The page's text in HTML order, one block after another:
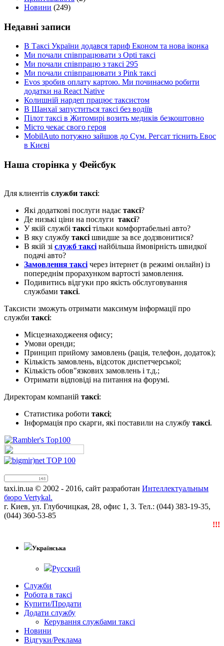
Новини (249)
Недавні записи
В Таксі України додався тариф Економ та нова іконка
Ми почали співпрацювати з Opti таксі
Ми почали співпрацю з таксі 295
Ми почали співпрацювати з Pink таксі
Evos зробив оплату картою. Ми починаємо робити
додатки на React Native
Колишній нардеп працює таксистом
В Шанхаї запуститься таксі без водіїв
Пілот таксі в Житомирі возить медиків безкоштовно
Місто чекає свого героя
MobilAuto потужно зайшов до Сум. Регсат тіснить Евос
в Києві
Наша сторінка у Фейсбук
Для клиентів служби таксі:
Які додаткові послуги надає таксі?
Де низькі ціни на послуги таксі?
У якій службі таксі тільки комфортабельні авто?
В яку службу таксі швидше за все додзвонитися?
В якій зі служб таксі найбільша ймовірність швидкої
подачі авто?
Замовлення таксі через інтернет (в режимі онлайн) із
попереднім прорахунком вартості замовлення.
Подивитись відгуки про якість обслуговування
службами таксі.
Таксисти зможуть отримати максимум інформації про
служби таксі:
Місцезнаходжееня офису;
Умови оренди;
Принцип прийому замовлень (рація, телефон, додаток);
Кількість замовлень, відсоток диспетчерської;
Кількість обов"язкових замовлень і т.д.;
Отримати відповіді на питання на форумі.
Директорам компаній таксі:
Статистика роботи таксі;
Інформація про скарги, які поставили на службу таксі.
taxi.in.ua © 2002 - 2016, сайт разработан Интеллектуальным
бюро Vertykal.
г. Киев, ул. Глубочицкая, 28, офис 1, 3. Тел.: (044) 383-19-35,
(044) 360-53-85
Українська
Русский
Служби
Робота в таксі
Купити/Продати
Додати службу
Керування службами таксі
Новини
Відгуки/Реклама